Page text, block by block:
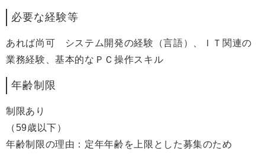
必要な経験等
あれば尚可 システム開発の経験（言語）、ＩＴ関連の
業務経験、基本的なＰＣ操作スキル
年齢制限
制限あり
（59歳以下）
年齢制限の理由：定年年齢を上限とした募集のため